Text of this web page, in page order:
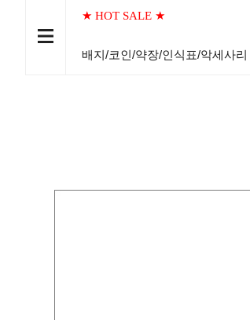
★ HOT SALE ★
배지/코인/약장/인식표/악세사리